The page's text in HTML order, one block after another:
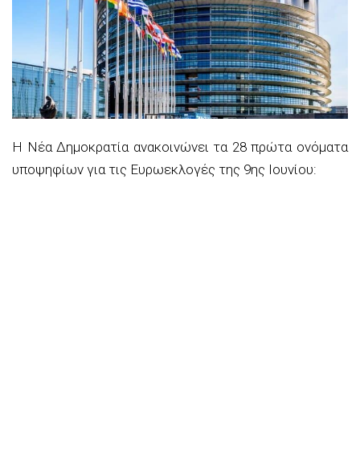
Η Νέα Δημοκρατία ανακοινώνει τα 28 πρώτα ονόματα
υποψηφίων για τις Ευρωεκλογές της 9ης Ιουνίου: